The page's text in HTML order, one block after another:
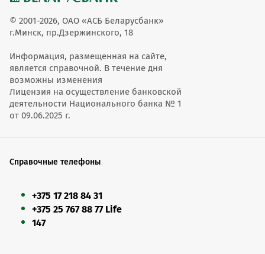
© 2001-2026, ОАО «АСБ Беларусбанк»
г.Минск, пр.Дзержинского, 18
Информация, размещенная на сайте,
является справочной. В течение дня
возможны изменения
Лицензия на осуществление банковской
деятельности Национального банка № 1
от 09.06.2025 г.
Справочные телефоны
+375 17 218 84 31
+375 25 767 88 77 Life
147